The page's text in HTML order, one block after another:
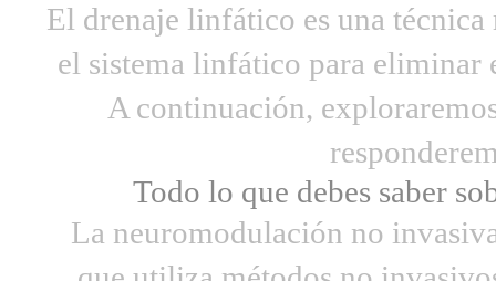
El drenaje linfático es una
el sistema linfático para
A continuación,
Todo lo que debes saber
La neuromodulación no